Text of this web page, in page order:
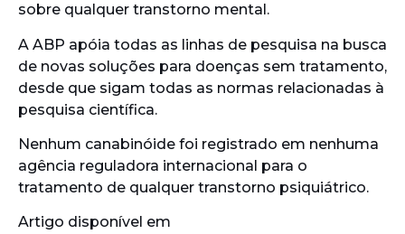
sobre qualquer transtorno mental.
A ABP apóia todas as linhas de pesquisa na busca
de novas soluções para doenças sem tratamento,
desde que sigam todas as normas relacionadas à
pesquisa científica.
Nenhum canabinóide foi registrado em nenhuma
agência reguladora internacional para o
tratamento de qualquer transtorno psiquiátrico.
Artigo disponível em